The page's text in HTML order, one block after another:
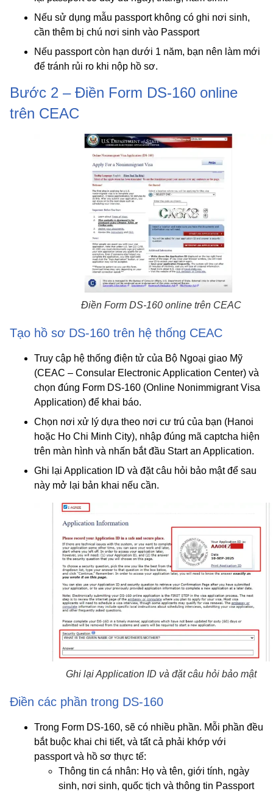
Nếu sử dụng mẫu passport không có ghi nơi sinh,
cần thêm bị chú nơi sinh vào Passport
Nếu passport còn hạn dưới 1 năm, bạn nên làm mới
để tránh rủi ro khi nộp hồ sơ.
Bước 2 – Điền Form DS-160 online
trên CEAC
Điền Form DS-160 online trên CEAC
Tạo hồ sơ DS-160 trên hệ thống CEAC
Truy cập hệ thống điện tử của Bộ Ngoại giao Mỹ
(CEAC – Consular Electronic Application Center) và
chọn đúng Form DS-160 (Online Nonimmigrant Visa
Application) để khai báo.
Chọn nơi xử lý dựa theo nơi cư trú của bạn (Hanoi
hoặc Ho Chi Minh City), nhập đúng mã captcha hiện
trên màn hình và nhấn bắt đầu Start an Application.
Ghi lại Application ID và đặt câu hỏi bảo mậtđể sau
này mở lại bản khai nếu cần.
Ghi lại Application ID và đặt câu hỏi bảo mật
Điền các phần trong DS-160
Trong Form DS-160, sẽ có nhiều phần. Mỗi phần đều
bắt buộc khai chi tiết, và tất cả phải khớp với
passport và hồ sơ thực tế:
Thông tin cá nhân: Họ và tên, giới tính, ngày
sinh, nơi sinh, quốc tịch và thông tin Passport